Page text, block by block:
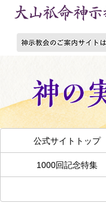
公式サイトトップ
1000回記念特集